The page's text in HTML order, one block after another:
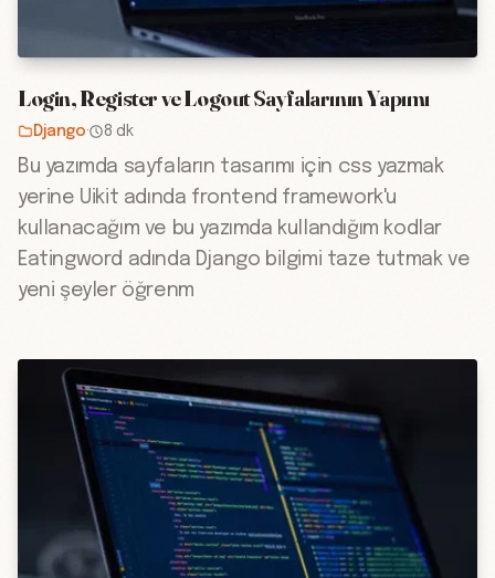
Login, Register ve Logout Sayfalarının Yapımı
Django· 8 dk
Bu yazımda sayfaların tasarımı için css yazmak
yerine Uikit adında frontend framework'u
kullanacağım ve bu yazımda kullandığım kodlar
Eatingword adında Django bilgimi taze tutmak ve
yeni şeyler öğrenm